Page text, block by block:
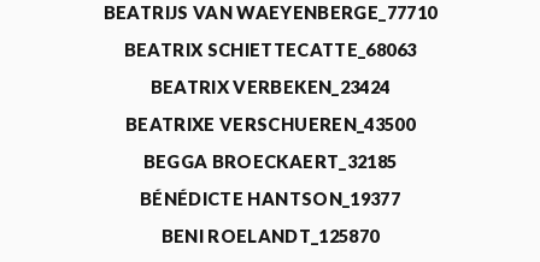
BEATRIJS VAN WAEYENBERGE_77710
BEATRIX SCHIETTECATTE_68063
BEATRIX VERBEKEN_23424
BEATRIXE VERSCHUEREN_43500
BEGGA BROECKAERT_32185
BÉNÉDICTE HANTSON_19377
BENI ROELANDT_125870